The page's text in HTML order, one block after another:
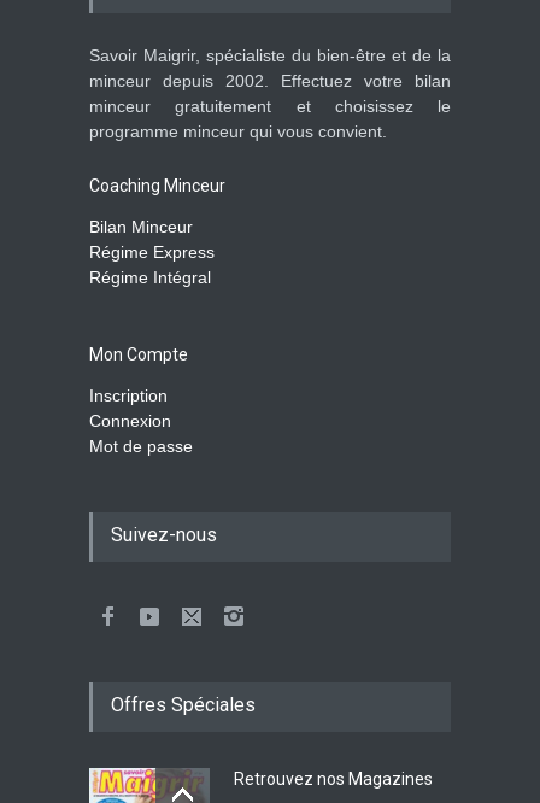
Savoir Maigrir, spécialiste du bien-être et de la
minceur depuis 2002. Effectuez votre bilan
minceur gratuitement et choisissez le
programme minceur qui vous convient.
Coaching Minceur
Bilan Minceur
Régime Express
Régime Intégral
Mon Compte
Inscription
Connexion
Mot de passe
Suivez-nous
Offres Spéciales
Retrouvez nos Magazines